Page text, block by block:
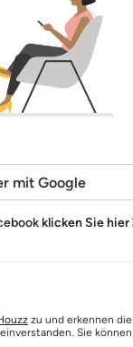
mit Google
klicken Sie hier
zu und erkennen die
Sie können